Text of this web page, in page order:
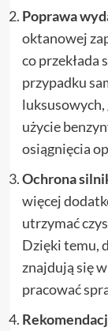
Poprawa
oktanowej
co przekłada
przypadku
luksusowych,
użycie
osiągnięcia
Ochrona
więcej
utrzymać
Dzięki temu,
znajdują się
pracować